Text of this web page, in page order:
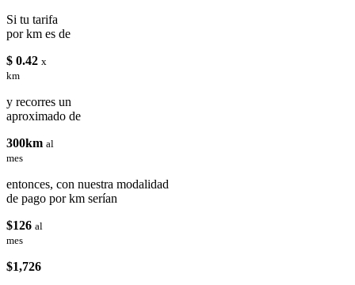
Si tu tarifa
por km es de
$ 0.42 x
km
y recorres un
aproximado de
300km al
mes
entonces, con nuestra modalidad
de pago por km serían
$126 al
mes
$1,726